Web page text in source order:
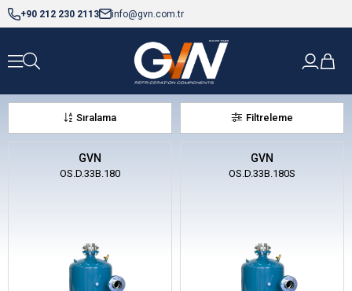
+90 212 230 2113 info@gvn.com.tr
Filtreleme
Sıralama
GVN
OS.D.33B.180
GVN
OS.D.33B.180S